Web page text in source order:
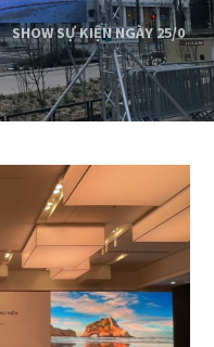
SHOW SỰ KIỆN NGÀY 25/0